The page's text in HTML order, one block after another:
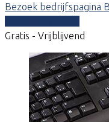
Bezoek bedrijfspagina
Gratis - Vrijblijvend